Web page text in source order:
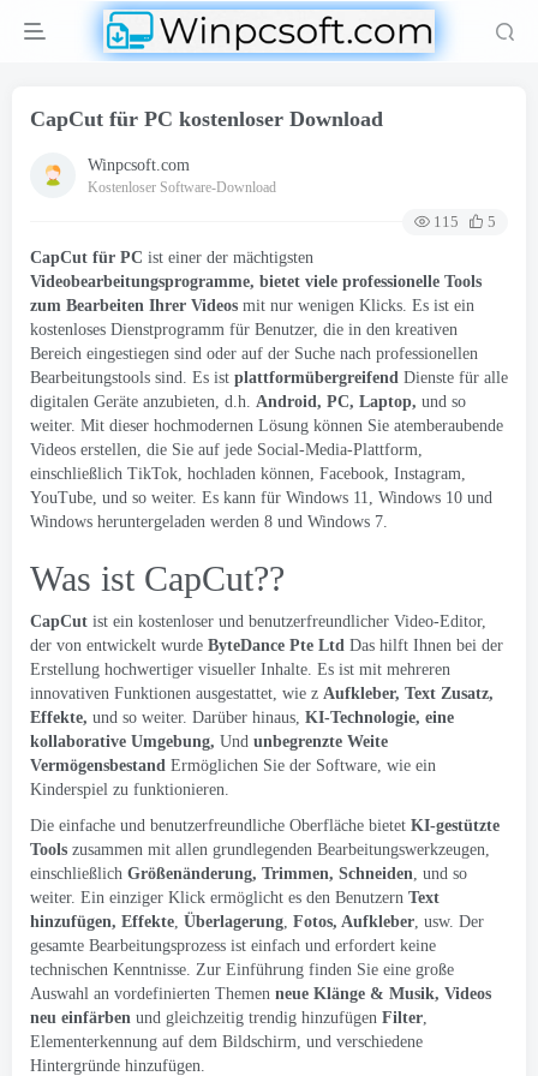
CapCut für PC kostenloser Download
Winpcsoft.com
Kostenloser Software-Download
115
5
CapCut für PC ist einer der mächtigsten
Videobearbeitungsprogramme, bietet viele professionelle Tools
zum Bearbeiten Ihrer Videos mit nur wenigen Klicks. Es ist ein
kostenloses Dienstprogramm für Benutzer, die in den kreativen
Bereich eingestiegen sind oder auf der Suche nach professionellen
Bearbeitungstools sind. Es ist plattformübergreifend Dienste für alle
digitalen Geräte anzubieten, d.h. Android, PC, Laptop, und so
weiter. Mit dieser hochmodernen Lösung können Sie atemberaubende
Videos erstellen, die Sie auf jede Social-Media-Plattform,
einschließlich TikTok, hochladen können, Facebook, Instagram,
YouTube, und so weiter. Es kann für Windows 11, Windows 10 und
Windows heruntergeladen werden 8 und Windows 7.
Was ist CapCut??
CapCut ist ein kostenloser und benutzerfreundlicher Video-Editor,
der von entwickelt wurde ByteDance Pte Ltd Das hilft Ihnen bei der
Erstellung hochwertiger visueller Inhalte. Es ist mit mehreren
innovativen Funktionen ausgestattet, wie z Aufkleber, Text Zusatz,
Effekte, und so weiter. Darüber hinaus, KI-Technologie, eine
kollaborative Umgebung, Und unbegrenzte Weite
Vermögensbestand Ermöglichen Sie der Software, wie ein
Kinderspiel zu funktionieren.
Die einfache und benutzerfreundliche Oberfläche bietet KI-gestützte
Tools zusammen mit allen grundlegenden Bearbeitungswerkzeugen,
einschließlich Größenänderung, Trimmen, Schneiden, und so
weiter. Ein einziger Klick ermöglicht es den Benutzern Text
hinzufügen, Effekte, Überlagerung, Fotos, Aufkleber, usw. Der
gesamte Bearbeitungsprozess ist einfach und erfordert keine
technischen Kenntnisse. Zur Einführung finden Sie eine große
Auswahl an vordefinierten Themen neue Klänge & Musik, Videos
neu einfärben und gleichzeitig trendig hinzufügen Filter,
Elementerkennung auf dem Bildschirm, und verschiedene
Hintergründe hinzufügen.